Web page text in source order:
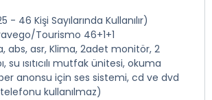
- 46 Kişi Sayılarında Kullanılır)
Tourismo 46+1+1
abs, asr, Klima, 2adet monitör, 2
su ısıtıcılı mutfak ünitesi, okuma
anonsu için ses sistemi, cd ve dvd
kullanılmaz)